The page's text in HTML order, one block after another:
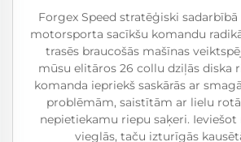
Forgex Speed stratēģiski
motorsporta sacīkšu komandu
trasēs braucošās mašīnas
mūsu elitāros 26 collu dziļās diska
komanda iepriekš saskārās ar
problēmām, saistītām ar lielu
nepietiekamu riepu saķeri.
vieglās, taču izturīgās